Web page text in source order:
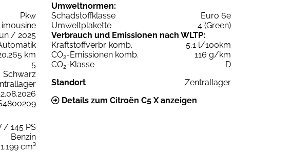
Pkw
/ 2025
km
5
Schwarz
/ 145 PS
Benzin
1.199 cm³
Umweltnormen:
Schadstoffklasse
Euro 6e
Umweltplakette
4 (Green)
Verbrauch und Emissionen nach WLTP:
Kraftstoffverbr. komb.
5,1 l/100km
CO2-Emissionen komb.
116 g/km
CO2-Klasse
D
Standort
Zentrallager
Details zum Citroën C5 X anzeigen